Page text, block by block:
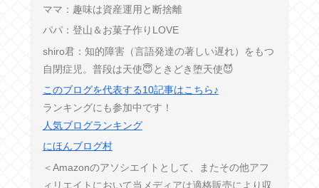
ママ：趣味は資産運用と断捨離
パパ：登山＆お菓子作りLOVE
shiro君：知的障害（言語発達の著しい遅れ）をもつ
自閉症児。普段は天使😇ときどき堕天使😈
このブログを代表する10記事はこちら♪
ランキングにも参加中です！
人気ブログランキング
にほんブログ村
＜Amazonのアソシエイトとして、またその他アフ
ィリエイトにおいて当メディアは適格販売により収